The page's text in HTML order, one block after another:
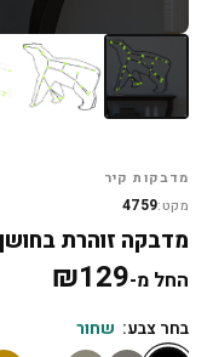
מדבקות קיר
מקט:4759
מדבקה זוהרת
החל מ- ₪129
בחר צבע: שחור